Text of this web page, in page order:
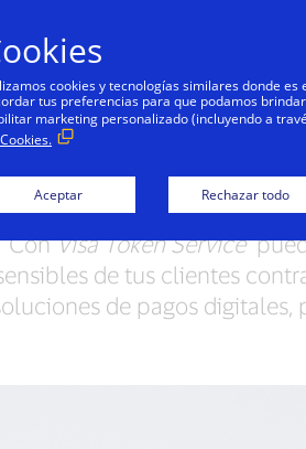
Ofrece
ConVisa Token Service
de tus clientes
de pagos digitales,
cookies y tecnologías similares donde
tus preferencias para que podamos
marketing personalizado (incluyendo a
Aceptar Rechazar todo